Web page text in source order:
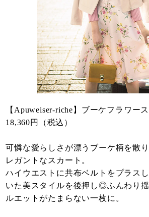
【Apuweiser-riche】ブーケフラワー
18,360円（税込）
可憐な愛らしさが漂うブーケ柄を散
レガントなスカート。
ハイウエストに共布ベルトをプラス
いた美スタイルを後押し◎ふんわり
ルエットがたまらない一枚に。